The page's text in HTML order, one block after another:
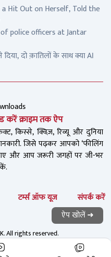
Hit Out on Herself, Told the
police officers at Jantar
दो क़ातिलों के साथ क्या AI
करें क्राइम तक ऐप
किस्से, क्विज़, रिव्यू और दुनिया
जिसे पढ़कर आपको ‘फीलिंग
और आप जरूरी जगहों पर जी-भर
टर्म्स ऑफ यूज संपर्क करें
All rights reserved.
ऐप खोलें ➜